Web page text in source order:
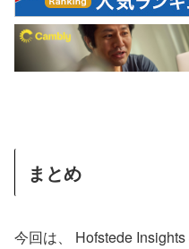
まとめ
今回は、 Hofstede